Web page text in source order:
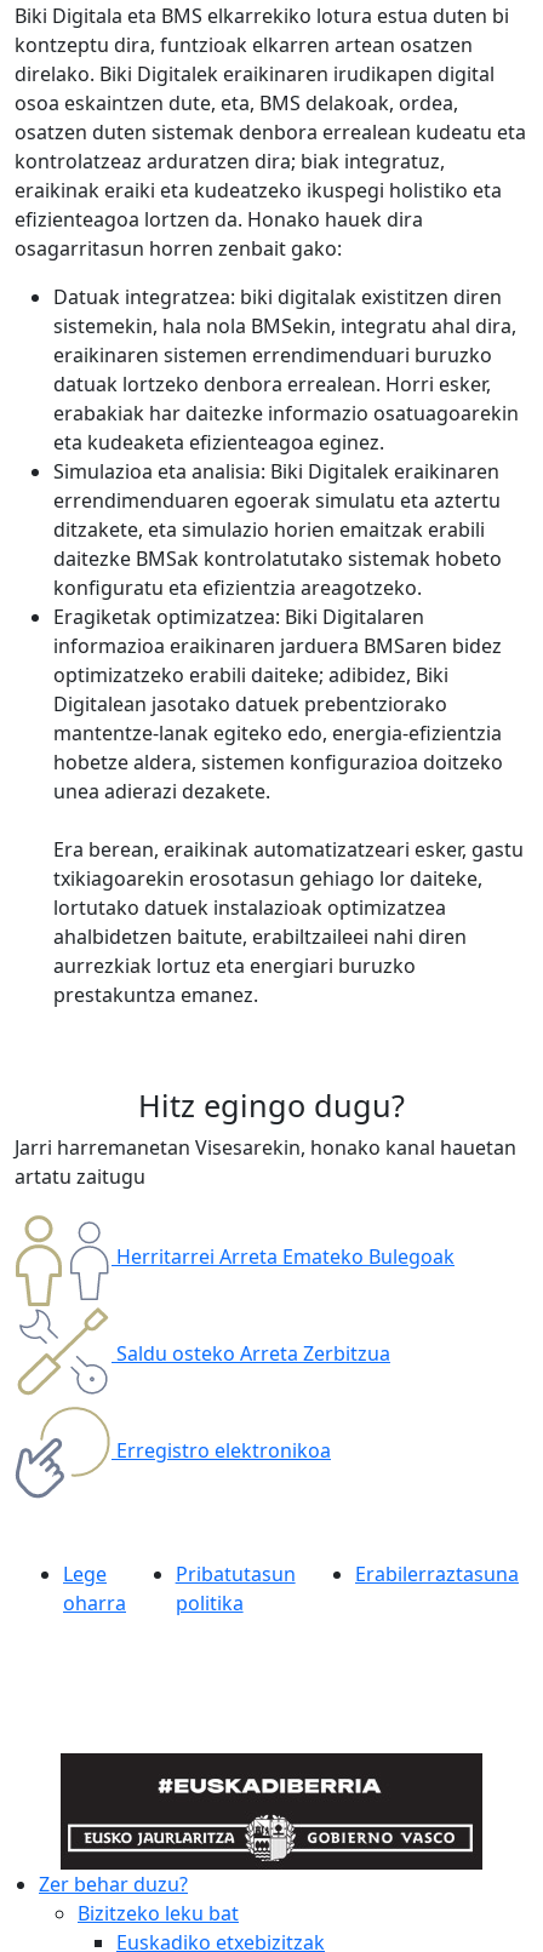
Biki Digitala eta BMS elkarrekiko lotura estua duten bi
kontzeptu dira, funtzioak elkarren artean osatzen
direlako. Biki Digitalek eraikinaren irudikapen digital
osoa eskaintzen dute, eta, BMS delakoak, ordea,
osatzen duten sistemak denbora errealean kudeatu eta
kontrolatzeaz arduratzen dira; biak integratuz,
eraikinak eraiki eta kudeatzeko ikuspegi holistiko eta
efizienteagoa lortzen da. Honako hauek dira
osagarritasun horren zenbait gako:
Datuak integratzea: biki digitalak existitzen diren
sistemekin, hala nola BMSekin, integratu ahal dira,
eraikinaren sistemen errendimenduari buruzko
datuak lortzeko denbora errealean. Horri esker,
erabakiak har daitezke informazio osatuagoarekin
eta kudeaketa efizienteagoa eginez.
Simulazioa eta analisia: Biki Digitalek eraikinaren
errendimenduaren egoerak simulatu eta aztertu
ditzakete, eta simulazio horien emaitzak erabili
daitezke BMSak kontrolatutako sistemak hobeto
konfiguratu eta efizientzia areagotzeko.
Eragiketak optimizatzea: Biki Digitalaren
informazioa eraikinaren jarduera BMSaren bidez
optimizatzeko erabili daiteke; adibidez, Biki
Digitalean jasotako datuek prebentziorako
mantentze-lanak egiteko edo, energia-efizientzia
hobetze aldera, sistemen konfigurazioa doitzeko
unea adierazi dezakete.
Era berean, eraikinak automatizatzeari esker, gastu
txikiagoarekin erosotasun gehiago lor daiteke,
lortutako datuek instalazioak optimizatzea
ahalbidetzen baitute, erabiltzaileei nahi diren
aurrezkiak lortuz eta energiari buruzko
prestakuntza emanez.
Hitz egingo dugu?
Jarri harremanetan Visesarekin, honako kanal hauetan
artatu zaitugu
Herritarrei Arreta Emateko Bulegoak
Saldu osteko Arreta Zerbitzua
Erregistro elektronikoa
Lege
oharra
Pribatutasun
politika
Erabilerraztasuna
Zer behar duzu?
Bizitzeko leku bat
Euskadiko etxebizitzak